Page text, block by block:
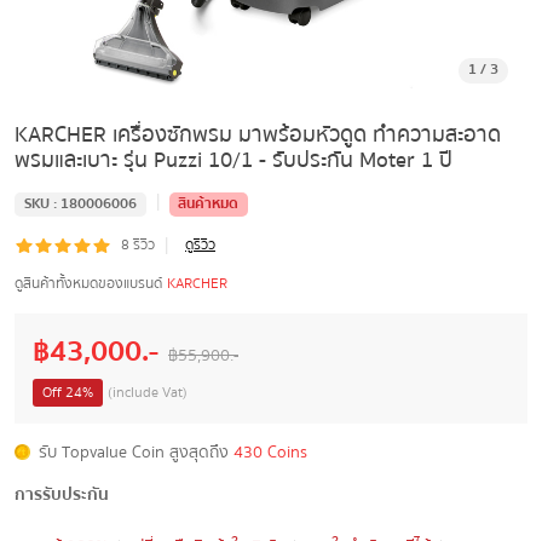
1 / 3
KARCHER เครื่องซักพรม มาพร้อมหัวดูด ทำความสะอาด
พรมและเบาะ รุ่น Puzzi 10/1 - รับประกัน Moter 1 ปี
SKU : 180006006 |
สินค้าหมด
8 รีวิว |
ดูรีวิว
ดูสินค้าทั้งหมดของแบรนด์ KARCHER
฿43,000.- ฿55,900.-
Off24% (include Vat)
รับ Topvalue Coin สูงสุดถึง 430 Coins
การรับประกัน